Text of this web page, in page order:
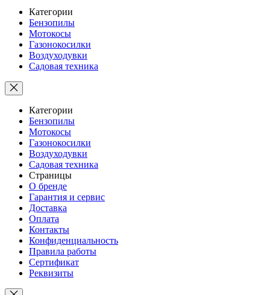
Категории
Бензопилы
Мотокосы
Газонокосилки
Воздуходувки
Садовая техника
Категории
Бензопилы
Мотокосы
Газонокосилки
Воздуходувки
Садовая техника
Страницы
О бренде
Гарантия и сервис
Доставка
Оплата
Контакты
Конфиденциальность
Правила работы
Сертификат
Реквизиты